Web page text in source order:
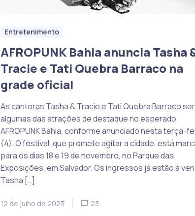
Entretenimento
AFROPUNK Bahia anuncia Tasha
Tracie e Tati Quebra Barraco na
grade oficial
As cantoras Tasha & Tracie e Tati Quebra Barraco
algumas das atrações de destaque no esperado
AFROPUNK Bahia, conforme anunciado nesta terça-
(4). O festival, que promete agitar a cidade, está
para os dias 18 e 19 de novembro, no Parque das
Exposições, em Salvador. Os ingressos já estão à
Tasha […]
12 de julho de 2023 23